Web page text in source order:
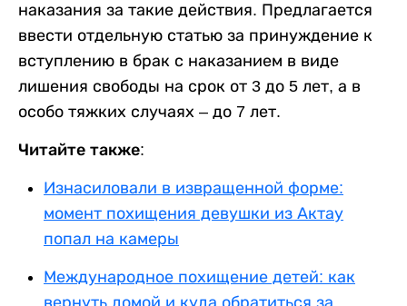
наказания за такие действия. Предлагается
ввести отдельную статью за принуждение к
вступлению в брак с наказанием в виде
лишения свободы на срок от 3 до 5 лет, а в
особо тяжких случаях – до 7 лет.
Читайте также:
Изнасиловали в извращенной форме:
момент похищения девушки из Актау
попал на камеры
Международное похищение детей: как
вернуть домой и куда обратиться за